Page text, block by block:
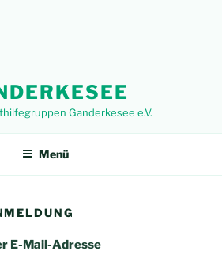
Ganderkesee e.V.
Menü
E-Mail-Adresse